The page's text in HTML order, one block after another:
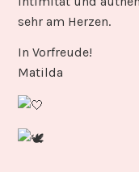
sehr am Herzen.
In Vorfreude!
Matilda